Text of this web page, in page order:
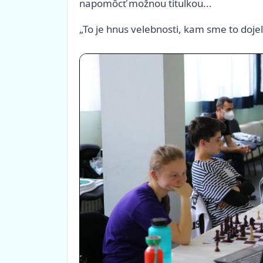
napomôcť možnou titulkou...
„To je hnus velebnosti, kam sme to